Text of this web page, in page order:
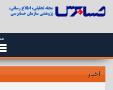
اخبار